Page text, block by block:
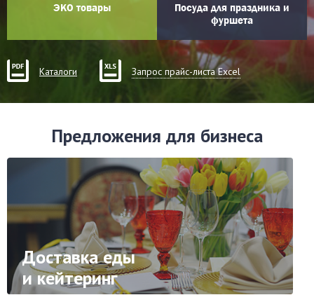
ЭКО товары
Посуда для праздника и
фуршета
Каталоги Запрос прайс-листа Excel
Предложения для бизнеса
Доставка еды
и кейтеринг